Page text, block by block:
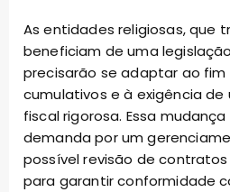
As entidades religiosas, que
beneficiam de uma
precisarão se adaptar ao fim
cumulativos e à exigência
fiscal rigorosa. Essa
demanda por um
possível revisão de
para garantir conformidade